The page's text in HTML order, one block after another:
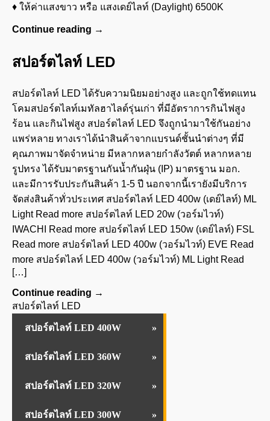
♦ ให้ค่าแสงขาว หรือ แสงเดย์ไลท์ (Daylight) 6500K
Continue reading →
สปอร์ตไลท์ LED
สปอร์ตไลท์ LED ได้รับความนิยมอย่างสูง และถูกใช้ทดแทน
โคมสปอร์ตไลท์เมทัลฮาไลด์รุ่นเก่า ที่มีอัตราการกินไฟสูง
ร้อน และกินไฟสูง สปอร์ตไลท์ LED จึงถูกนำมาใช้กันอย่าง
แพร่หลาย ทางเราได้นำสินค้าจากแบรนด์ชั้นนำต่างๆ ที่มี
คุณภาพมาจัดจำหน่าย มีหลากหลายกำลังวัตต์ หลากหลาย
รูปทรง ได้รับมาตรฐานกันน้ำกันฝุ่น (IP) มาตรฐาน มอก.
และมีการรับประกันสินค้า 1-5 ปี นอกจากนี้เรายังมีบริการ
จัดส่งสินค้าทั่วประเทศ สปอร์ตไลท์ LED 400w (เดย์ไลท์) ML
Light Read more สปอร์ตไลท์ LED 20w (วอร์มไวท์)
IWACHI Read more สปอร์ตไลท์ LED 150w (เดย์ไลท์) FSL
Read more สปอร์ตไลท์ LED 400w (วอร์มไวท์) EVE Read
more สปอร์ตไลท์ LED 400w (วอร์มไวท์) ML Light Read
[…]
Continue reading →
สปอร์ตไลท์ LED
สปอร์ตไลท์ LED 400W
สปอร์ตไลท์ LED 360W
สปอร์ตไลท์ LED 320W
สปอร์ตไลท์ LED 300W